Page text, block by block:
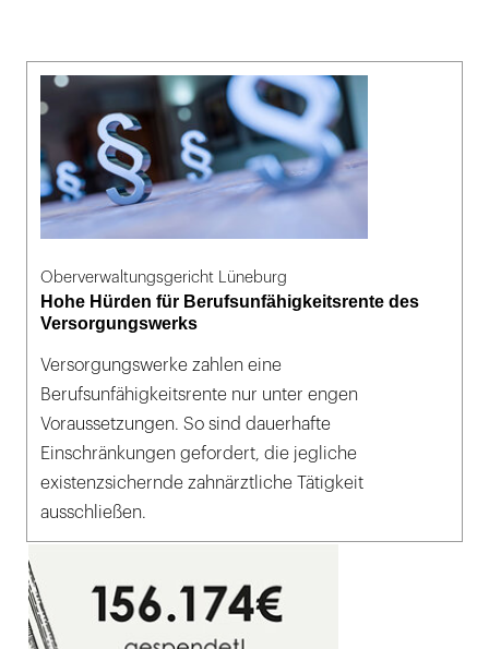
Oberverwaltungsgericht Lüneburg
Hohe Hürden für Berufsunfähigkeitsrente des
Versorgungswerks
Versorgungswerke zahlen eine
Berufsunfähigkeitsrente nur unter engen
Voraussetzungen. So sind dauerhafte
Einschränkungen gefordert, die jegliche
existenzsichernde zahnärztliche Tätigkeit
ausschließen.